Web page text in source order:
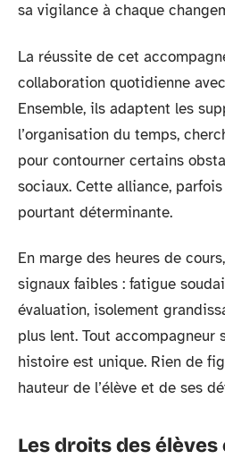
sa vigilance à chaque
La réussite de cet
collaboration quotidienne
Ensemble, ils adaptent les
l’organisation du temps,
pour contourner certains
sociaux. Cette alliance,
pourtant déterminante.
En marge des heures de
signaux faibles : fatigue
évaluation, isolement
plus lent. Tout accompagneur
histoire est unique. Rien de
hauteur de l’élève et de ses
Les droits des